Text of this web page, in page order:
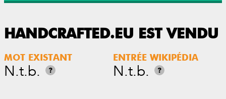
HANDCRAFTED.EU EST VENDU
MOT EXISTANT
N.t.b. ?
ENTRÉE WIKIPÉDIA
N.t.b. ?